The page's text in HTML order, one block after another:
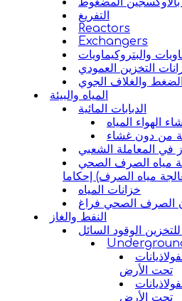
التفريغ
Reactors
Exchangers
والبتروكيماويات
التخزين العمودي
والغلاف الجوي
المياه والبيئة
الدبابات المائية
الهواء المياه
من دون غشاء
في المعاملة الشعبي
مياه الصرف الصحي
مياه الصرف) إحكاما
خزانات المياه
الصرف الصحي فراغ
النفط والغاز
الوقود السائل
تحت الأرض
تحت الأرض